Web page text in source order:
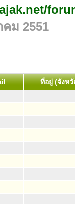
คม 2551
ที่อยู่ (จังหวั